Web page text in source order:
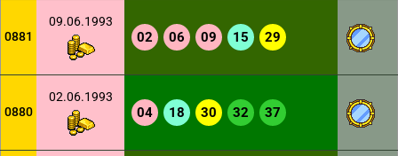
0881
09.06.1993
02 06 09 15 29
0880
02.06.1993
04 18 30 32 37